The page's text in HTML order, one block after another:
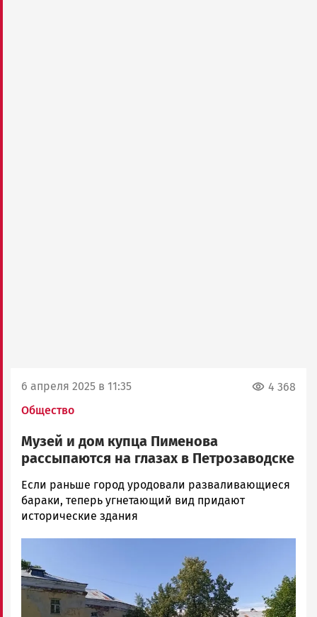
6 апреля 2025 в 11:35
Общество
4 368
Музей и дом купца Пименова
рассыпаются на глазах в Петрозаводске
Андрей
Троицкий
Новости
Карелии
|
Петрозаводск
ГОВОРИТ
Если раньше город уродовали разваливающиеся
бараки, теперь угнетающий вид придают
исторические здания